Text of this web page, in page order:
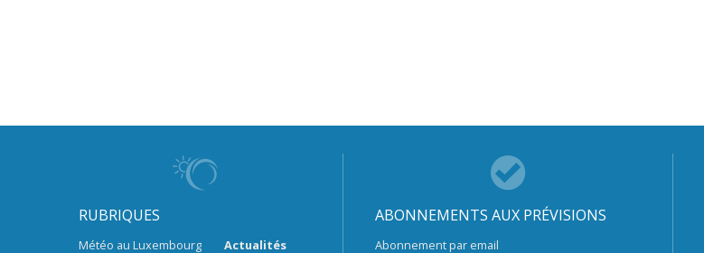
RUBRIQUES
Météo au Luxembourg Actualités
ABONNEMENTS AUX PRÉVISIONS
Abonnement par email